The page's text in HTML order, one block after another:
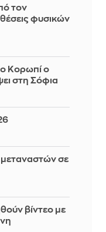
τον
φυσικών
Κορωπί ο
στη Σόφια
σε
βίντεο με